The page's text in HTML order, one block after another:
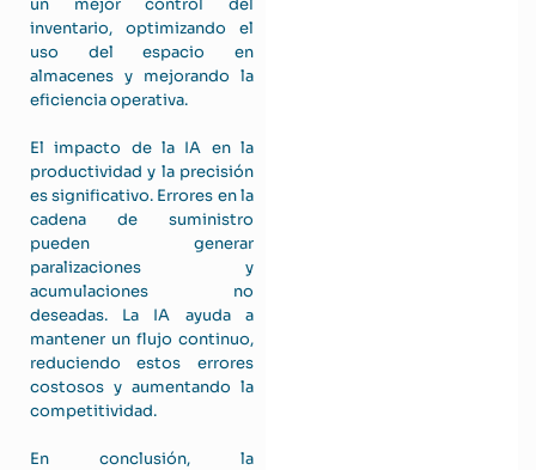
un mejor control del
inventario, optimizando el
uso del espacio en
almacenes y mejorando la
eficiencia operativa.
El impacto de la IA en la
productividad y la precisión
es significativo. Errores en la
cadena de suministro
pueden generar
paralizaciones y
acumulaciones no
deseadas. La IA ayuda a
mantener un flujo continuo,
reduciendo estos errores
costosos y aumentando la
competitividad.
En conclusión, la